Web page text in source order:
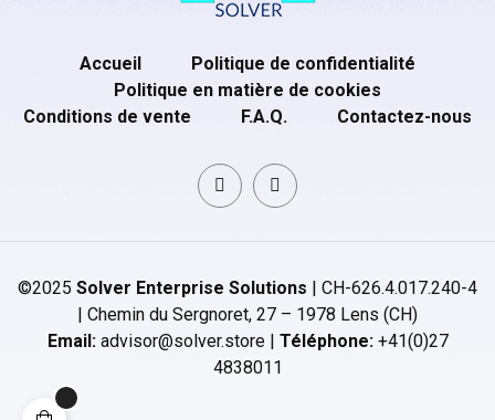
Accueil
Politique de confidentialité
Politique en matière de cookies
Conditions de vente
F.A.Q. Contactez-nous
©2025 Solver Enterprise Solutions | CH-626.4.017.240-4
| Chemin du Sergnoret, 27 – 1978 Lens (CH)
Email:advisor@solver.store | Téléphone:+41(0)27
4838011